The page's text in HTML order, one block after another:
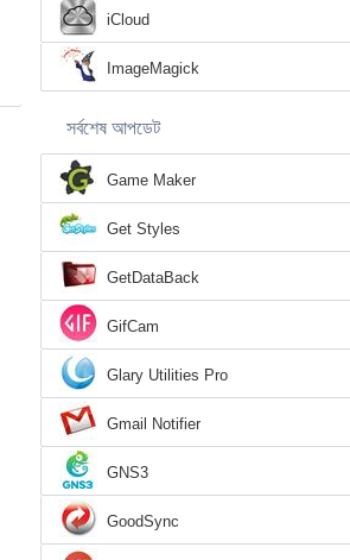
iCloud
ImageMagick
সর্বশেষ আপডেট
Game Maker
Get Styles
GetDataBack
GifCam
Glary Utilities Pro
Gmail Notifier
GNS3
GoodSync